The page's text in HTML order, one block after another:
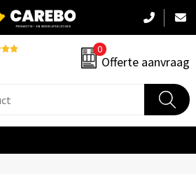
0
Offerte aanvraag